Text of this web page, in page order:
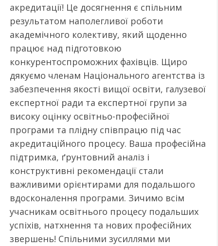
акредитації! Це досягнення є спільним
результатом наполегливої роботи
академічного колективу, який щоденно
працює над підготовкою
конкурентоспроможних фахівців. Щиро
дякуємо членам Національного агентства із
забезпечення якості вищої освіти, галузевої
експертної ради та експертної групи за
високу оцінку освітньо-професійної
програми та плідну співпрацю під час
акредитаційного процесу. Ваша професійна
підтримка, ґрунтовний аналіз і
конструктивні рекомендації стали
важливими орієнтирами для подальшого
вдосконалення програми. Зичимо всім
учасникам освітнього процесу подальших
успіхів, натхнення та нових професійних
звершень! Спільними зусиллями ми